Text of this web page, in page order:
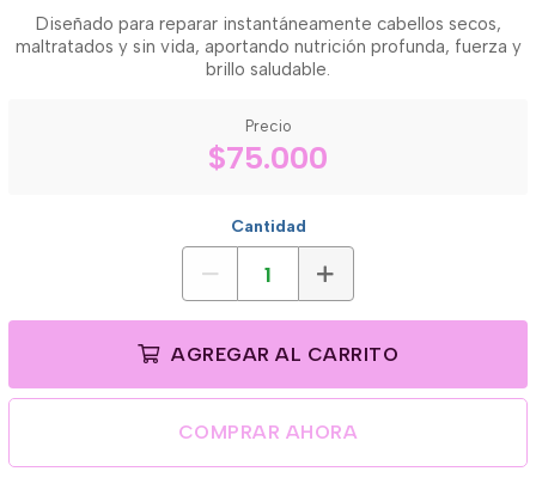
Diseñado para reparar instantáneamente cabellos secos,
maltratados y sin vida, aportando nutrición profunda, fuerza y
brillo saludable.
Precio
$75.000
Cantidad
AGREGAR AL CARRITO
COMPRAR AHORA